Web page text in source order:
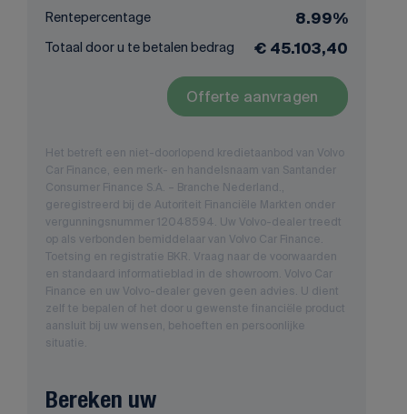
Rentepercentage 8.99%
Totaal door u te betalen bedrag € 45.103,40
Offerte aanvragen
Het betreft een niet-doorlopend kredietaanbod van Volvo
Car Finance, een merk- en handelsnaam van Santander
Consumer Finance S.A. – Branche Nederland.,
geregistreerd bij de Autoriteit Financiële Markten onder
vergunningsnummer 12048594. Uw Volvo-dealer treedt
op als verbonden bemiddelaar van Volvo Car Finance.
Toetsing en registratie BKR. Vraag naar de voorwaarden
en standaard informatieblad in de showroom. Volvo Car
Finance en uw Volvo-dealer geven geen advies. U dient
zelf te bepalen of het door u gewenste financiële product
aansluit bij uw wensen, behoeften en persoonlijke
situatie.
Bereken uw